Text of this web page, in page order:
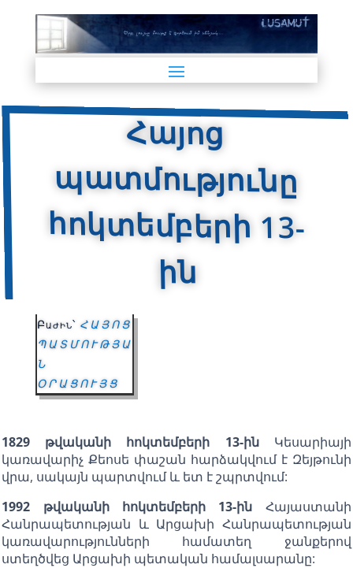
Հայոց
պատմությունը
հոկտեմբերի 13-
ին
Բաժին՝ ՀԱՅՈՑ
ՊԱՏՄՈՒԹՅԱ
Ն
ՕՐԱՑՈՒՅՑ
1829 թվականի հոկտեմբերի 13-ին Կեսարիայի
կառավարիչ Քեոսե փաշան հարձակվում է Զեյթունի
վրա, սակայն պարտվում և ետ է շպրտվում:
1992 թվականի հոկտեմբերի 13-ին Հայաստանի
Հանրապետության և Արցախի Հանրապետության
կառավարությունների համատեղ ջանքերով
ստեղծվեց Արցախի պետական համալսարանը: